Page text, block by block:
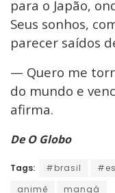
para o Japão,
Seus sonhos,
parecer saídos
— Quero me
do mundo e
afirma.
De O Globo
Tags: #brasil
animê
mangá